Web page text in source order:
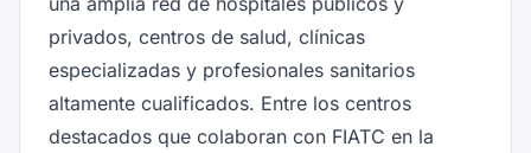
privados, centros de salud, clínicas
especializadas y profesionales sanitarios
altamente cualificados. Entre los centros
destacados que colaboran con FIATC en la